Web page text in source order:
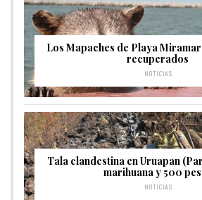
Los Mapaches de Playa
recuperados
NOTICIAS
Tala clandestina en Uruapan
marihuana y 500
NOTICIAS